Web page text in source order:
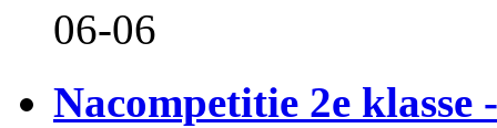
06-06
Nacompetitie 2e klasse